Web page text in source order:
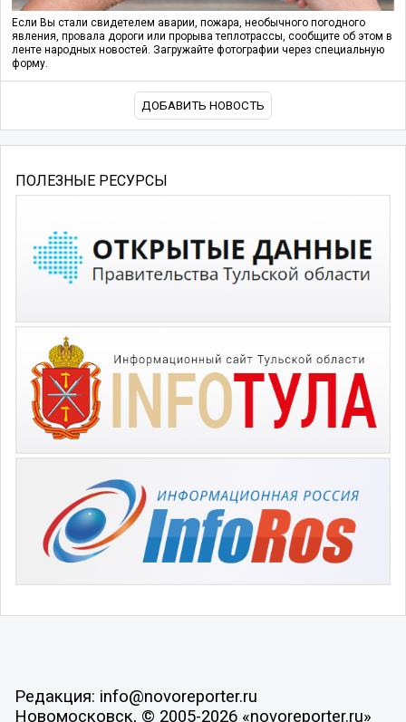
Если Вы стали свидетелем аварии, пожара, необычного погодного
явления, провала дороги или прорыва теплотрассы, сообщите об этом в
ленте народных новостей. Загружайте фотографии через специальную
форму.
ДОБАВИТЬ НОВОСТЬ
ПОЛЕЗНЫЕ РЕСУРСЫ
Редакция: info@novoreporter.ru
Новомосковск, © 2005-2026 «novoreporter.ru»